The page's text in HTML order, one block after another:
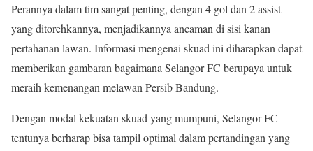
Perannya dalam tim sangat penting, dengan 4 gol dan 2 assist
yang ditorehkannya, menjadikannya ancaman di sisi kanan
pertahanan lawan. Informasi mengenai skuad ini diharapkan dapat
memberikan gambaran bagaimana Selangor FC berupaya untuk
meraih kemenangan melawan Persib Bandung.
Dengan modal kekuatan skuad yang mumpuni, Selangor FC
tentunya berharap bisa tampil optimal dalam pertandingan yang